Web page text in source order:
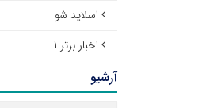
اسلاید شو
اخبار برتر ۱
آرشیو